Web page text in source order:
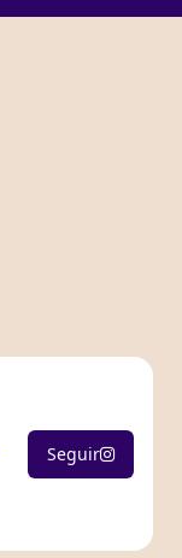
Seguir